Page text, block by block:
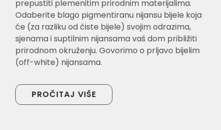
prepustiti plemenitim prirodnim materijalima.
Odaberite blago pigmentiranu nijansu bijele koja
će (za razliku od čiste bijele) svojim odrazima,
sjenama i suptilnim nijansama vaš dom približiti
prirodnom okruženju. Govorimo o prljavo bijelim
(off-white) nijansama.
PROČITAJ VIŠE